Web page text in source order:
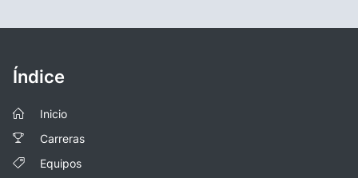
Índice
Inicio
Carreras
Equipos